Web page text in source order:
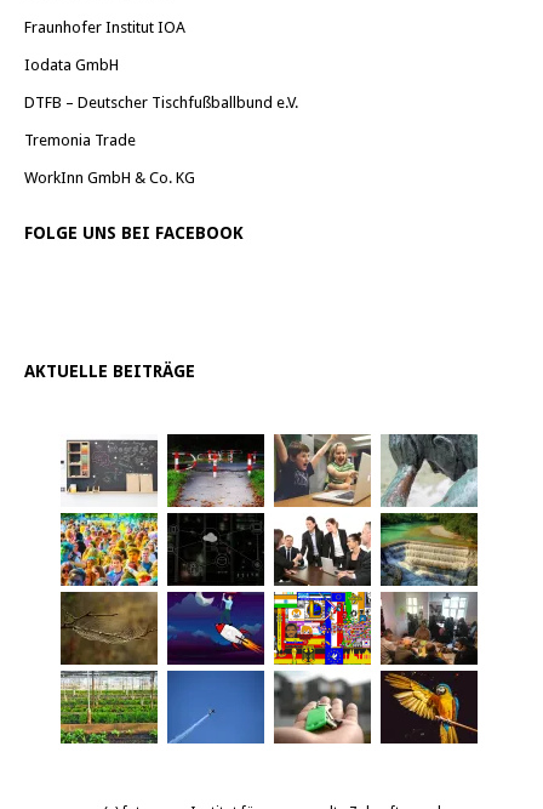
Fraunhofer Institut IOA
Iodata GmbH
DTFB – Deutscher Tischfußballbund e.V.
Tremonia Trade
WorkInn GmbH & Co. KG
FOLGE UNS BEI FACEBOOK
AKTUELLE BEITRÄGE